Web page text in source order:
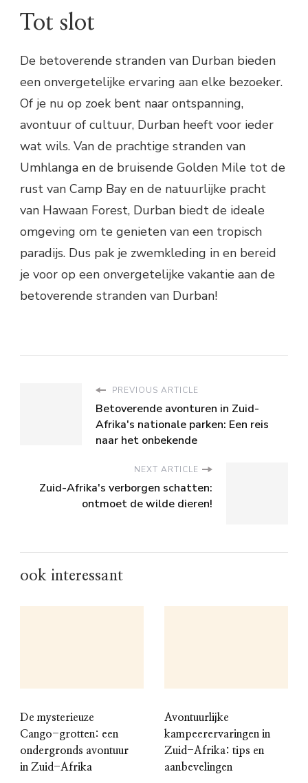
Tot slot
De betoverende stranden van Durban bieden
een onvergetelijke ervaring aan elke bezoeker.
Of je nu op zoek bent naar ontspanning,
avontuur of cultuur, Durban heeft voor ieder
wat wils. Van de prachtige stranden van
Umhlanga en de bruisende Golden Mile tot de
rust van Camp Bay en de natuurlijke pracht
van Hawaan Forest, Durban biedt de ideale
omgeving om te genieten van een tropisch
paradijs. Dus pak je zwemkleding in en bereid
je voor op een onvergetelijke vakantie aan de
betoverende stranden van Durban!
PREVIOUS ARTICLE
Betoverende avonturen in Zuid-
Afrika's nationale parken: Een reis
naar het onbekende
NEXT ARTICLE
Zuid-Afrika's verborgen schatten:
ontmoet de wilde dieren!
ook interessant
De mysterieuze
Cango-grotten: een
ondergronds avontuur
in Zuid-Afrika
Avontuurlijke
kampeerervaringen in
Zuid-Afrika: tips en
aanbevelingen